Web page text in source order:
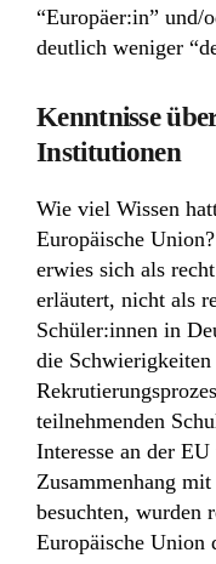
“Europäer:in” und/
deutlich weniger
Kenntnisse
Institutionen
Wie viel Wissen
Europäische
erwies sich als
erläutert, nicht als
Schüler:innen in
die Schwierigkeiten
teilnehmenden
Interesse an der
Zusammenhang
besuchten, wurden
Europäische Union